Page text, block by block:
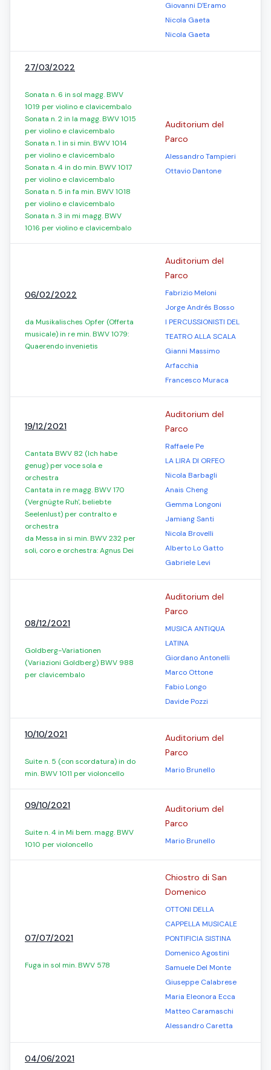
Giovanni D'Eramo
Nicola Gaeta
Nicola Gaeta
27/03/2022
Sonata n. 6 in sol magg. BWV
1019 per violino e clavicembalo
Sonata n. 2 in la magg. BWV 1015
per violino e clavicembalo
Sonata n. 1 in si min. BWV 1014
per violino e clavicembalo
Sonata n. 4 in do min. BWV 1017
per violino e clavicembalo
Sonata n. 5 in fa min. BWV 1018
per violino e clavicembalo
Sonata n. 3 in mi magg. BWV
1016 per violino e clavicembalo
Auditorium del
Parco
Alessandro Tampieri
Ottavio Dantone
06/02/2022
da Musikalisches Opfer (Offerta
musicale) in re min. BWV 1079:
Quaerendo invenietis
Auditorium del
Parco
Fabrizio Meloni
Jorge Andrés Bosso
I PERCUSSIONISTI DEL
TEATRO ALLA SCALA
Gianni Massimo
Arfacchia
Francesco Muraca
19/12/2021
Cantata BWV 82 (Ich habe
genug) per voce sola e
orchestra
Cantata in re magg. BWV 170
(Vergnügte Ruh', beliebte
Seelenlust) per contralto e
orchestra
da Messa in si min. BWV 232 per
soli, coro e orchestra: Agnus Dei
Auditorium del
Parco
Raffaele Pe
LA LIRA DI ORFEO
Nicola Barbagli
Anais Cheng
Gemma Longoni
Jamiang Santi
Nicola Brovelli
Alberto Lo Gatto
Gabriele Levi
08/12/2021
Goldberg-Variationen
(Variazioni Goldberg) BWV 988
per clavicembalo
Auditorium del
Parco
MUSICA ANTIQUA
LATINA
Giordano Antonelli
Marco Ottone
Fabio Longo
Davide Pozzi
10/10/2021
Suite n. 5 (con scordatura) in do
min. BWV 1011 per violoncello
Auditorium del
Parco
Mario Brunello
09/10/2021
Suite n. 4 in Mi bem. magg. BWV
1010 per violoncello
Auditorium del
Parco
Mario Brunello
07/07/2021
Fuga in sol min. BWV 578
Chiostro di San
Domenico
OTTONI DELLA
CAPPELLA MUSICALE
PONTIFICIA SISTINA
Domenico Agostini
Samuele Del Monte
Giuseppe Calabrese
Maria Eleonora Ecca
Matteo Caramaschi
Alessandro Caretta
04/06/2021